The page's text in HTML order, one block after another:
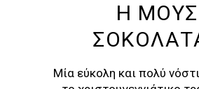
Η ΜΟΥΣ
Μία εύκολη και πολύ